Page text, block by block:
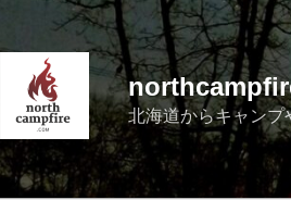
北海道からキャン